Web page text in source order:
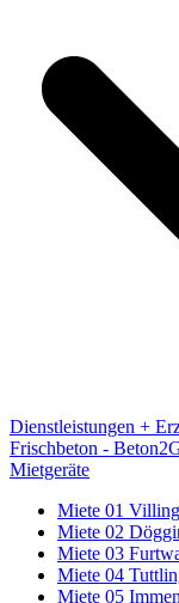
Dienstleistungen +
Frischbeton -
Mietgeräte
Miete 01
Miete 02
Miete 03
Miete 04
Miete 05